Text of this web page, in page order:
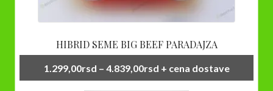
HIBRID SEME BIG BEEF PARADAJZA
1.299,00rsd – 4.839,00rsdRaspon
cena:
+ cena dostave